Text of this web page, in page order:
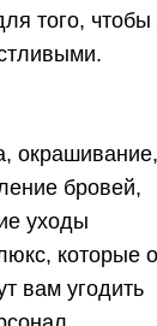
того,
бровей,
уходы
которые
вам угодить